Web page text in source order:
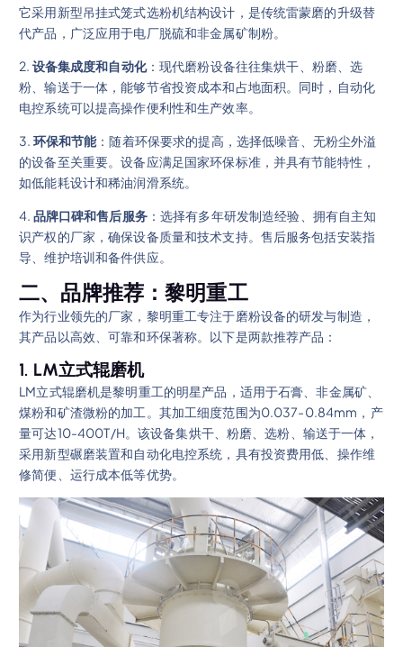
它采用新型吊挂式笼式选粉机结构设计，是传统雷蒙磨的升级替
代产品，广泛应用于电厂脱硫和非金属矿制粉。
2. 设备集成度和自动化：现代磨粉设备往往集烘干、粉磨、选
粉、输送于一体，能够节省投资成本和占地面积。同时，自动化
电控系统可以提高操作便利性和生产效率。
3. 环保和节能：随着环保要求的提高，选择低噪音、无粉尘外溢
的设备至关重要。设备应满足国家环保标准，并具有节能特性，
如低能耗设计和稀油润滑系统。
4. 品牌口碑和售后服务：选择有多年研发制造经验、拥有自主知
识产权的厂家，确保设备质量和技术支持。售后服务包括安装指
导、维护培训和备件供应。
二、品牌推荐：黎明重工
作为行业领先的厂家，黎明重工专注于磨粉设备的研发与制造，
其产品以高效、可靠和环保著称。以下是两款推荐产品：
1. LM立式辊磨机
LM立式辊磨机是黎明重工的明星产品，适用于石膏、非金属矿、
煤粉和矿渣微粉的加工。其加工细度范围为0.037-0.84mm，产
量可达10-400T/H。该设备集烘干、粉磨、选粉、输送于一体，
采用新型碾磨装置和自动化电控系统，具有投资费用低、操作维
修简便、运行成本低等优势。